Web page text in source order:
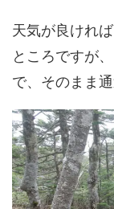
天気が良けれ
ところですが
で、そのまま通